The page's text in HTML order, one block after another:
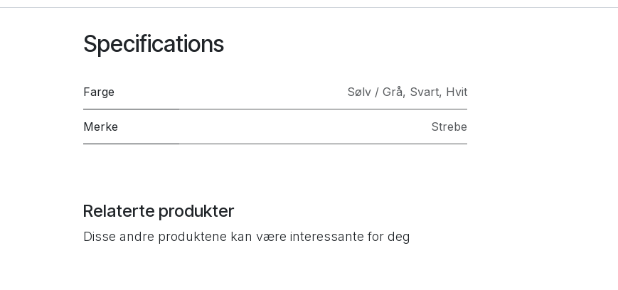
Specifications
Farge Sølv / Grå, Svart, Hvit
Merke Strebe
Relaterte produkter
Disse andre produktene kan være interessante for deg